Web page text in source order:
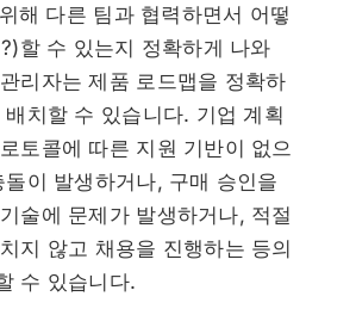
해 다른 팀과 협력하면서 어떻
할 수 있는지 정확하게 나와
리자는 제품 로드맵을 정확하
배치할 수 있습니다. 기업 계획
토콜에 따른 지원 기반이 없으
돌이 발생하거나, 구매 승인을
술에 문제가 발생하거나, 적절
지 않고 채용을 진행하는 등의
수 있습니다.